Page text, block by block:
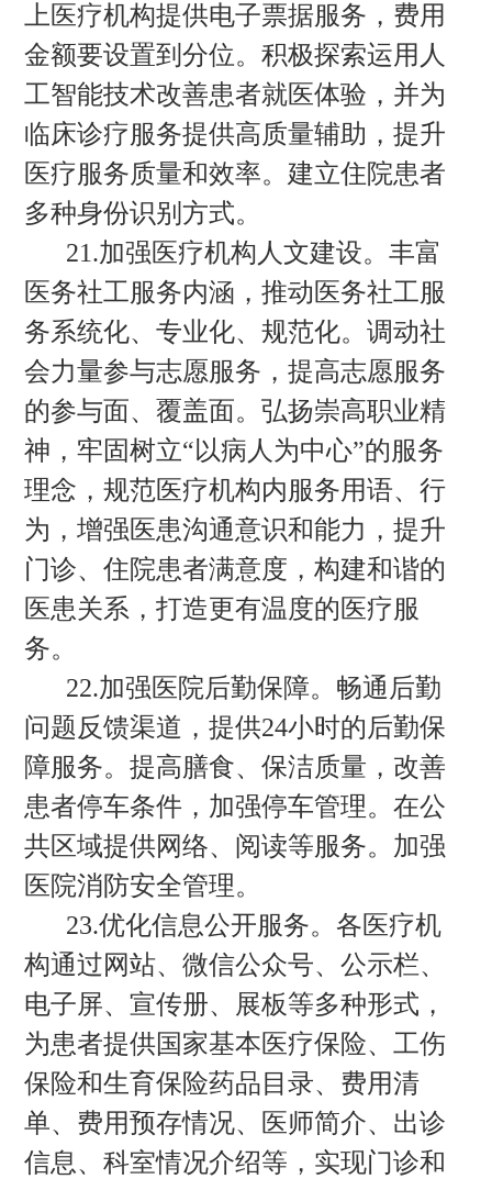
上医疗机构提供电子票据服务，费用
金额要设置到分位。积极探索运用人
工智能技术改善患者就医体验，并为
临床诊疗服务提供高质量辅助，提升
医疗服务质量和效率。建立住院患者
多种身份识别方式。
21.加强医疗机构人文建设。丰富
医务社工服务内涵，推动医务社工服
务系统化、专业化、规范化。调动社
会力量参与志愿服务，提高志愿服务
的参与面、覆盖面。弘扬崇高职业精
神，牢固树立“以病人为中心”的服务
理念，规范医疗机构内服务用语、行
为，增强医患沟通意识和能力，提升
门诊、住院患者满意度，构建和谐的
医患关系，打造更有温度的医疗服
务。
22.加强医院后勤保障。畅通后勤
问题反馈渠道，提供24小时的后勤保
障服务。提高膳食、保洁质量，改善
患者停车条件，加强停车管理。在公
共区域提供网络、阅读等服务。加强
医院消防安全管理。
23.优化信息公开服务。各医疗机
构通过网站、微信公众号、公示栏、
电子屏、宣传册、展板等多种形式，
为患者提供国家基本医疗保险、工伤
保险和生育保险药品目录、费用清
单、费用预存情况、医师简介、出诊
信息、科室情况介绍等，实现门诊和